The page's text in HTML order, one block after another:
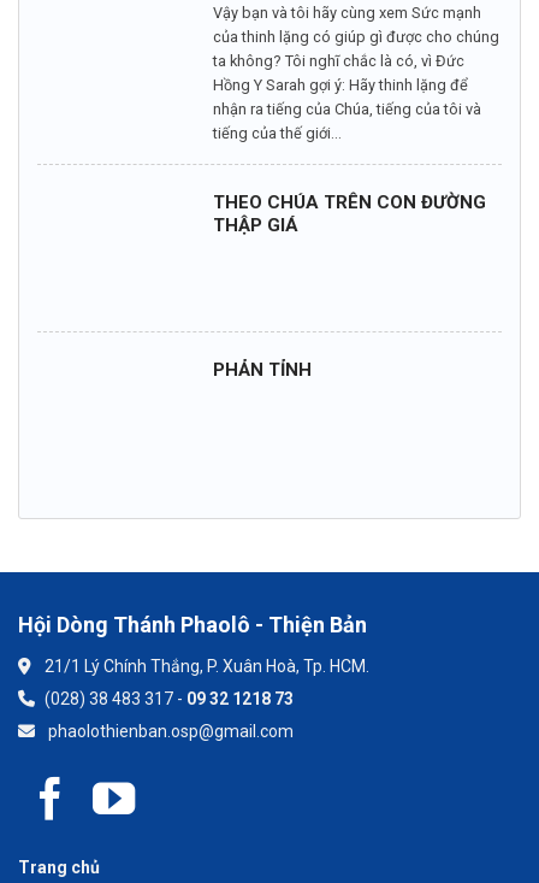
Vậy bạn và tôi hãy cùng xem Sức mạnh
của thinh lặng có giúp gì được cho chúng
ta không? Tôi nghĩ chắc là có, vì Đức
Hồng Y Sarah gợi ý: Hãy thinh lặng để
nhận ra tiếng của Chúa, tiếng của tôi và
tiếng của thế giới...
THEO CHÚA TRÊN CON ĐƯỜNG
THẬP GIÁ
PHẢN TỈNH
Hội Dòng Thánh Phaolô - Thiện Bản
21/1 Lý Chính Thắng, P. Xuân Hoà, Tp. HCM.
(028) 38 483 317 - 09 32 1218 73
phaolothienban.osp@gmail.com
Trang chủ